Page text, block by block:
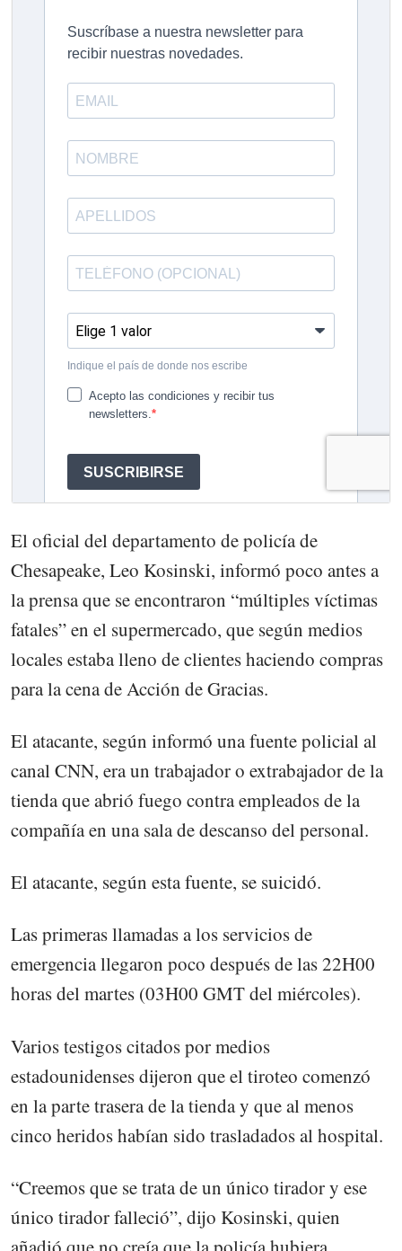
El oficial del departamento de policía de
Chesapeake, Leo Kosinski, informó poco antes a
la prensa que se encontraron “múltiples víctimas
fatales” en el supermercado, que según medios
locales estaba lleno de clientes haciendo compras
para la cena de Acción de Gracias.
El atacante, según informó una fuente policial al
canal CNN, era un trabajador o extrabajador de la
tienda que abrió fuego contra empleados de la
compañía en una sala de descanso del personal.
El atacante, según esta fuente, se suicidó.
Las primeras llamadas a los servicios de
emergencia llegaron poco después de las 22H00
horas del martes (03H00 GMT del miércoles).
Varios testigos citados por medios
estadounidenses dijeron que el tiroteo comenzó
en la parte trasera de la tienda y que al menos
cinco heridos habían sido trasladados al hospital.
“Creemos que se trata de un único tirador y ese
único tirador falleció”, dijo Kosinski, quien